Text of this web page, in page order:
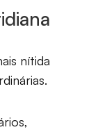
nítida